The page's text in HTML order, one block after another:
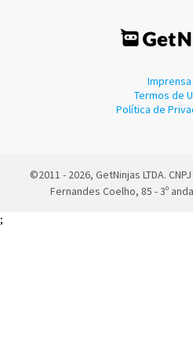
Imprensa
Termos de
Política de
©2011 - 2026, GetNinjas LTDA.
Fernandes Coelho, 85 - 3º
;